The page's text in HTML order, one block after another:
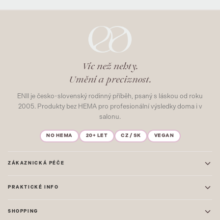
Víc než nehty.
Umění a preciznost.
ENII je česko-slovenský rodinný příběh, psaný s láskou od roku
2005. Produkty bez HEMA pro profesionální výsledky doma i v
salonu.
NO HEMA 20+ LET CZ / SK VEGAN
ZÁKAZNICKÁ PÉČE
Časté dotazy
Mapa stránek
PRAKTICKÉ INFO
Prodejna: Uherské Hradiště
SHOPPING